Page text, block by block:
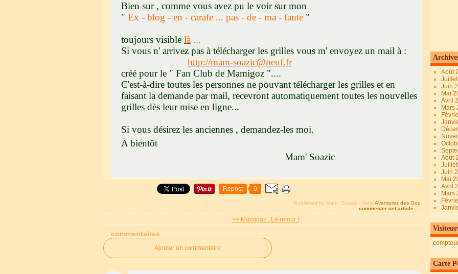
Bien sur , comme vous avez pu le voir sur mon
" Ex - blog - en - carafe ... pas - de - ma - faute "
toujours visible là ...
Si vous n' arrivez pas à télécharger les grilles vous m' envoyez un mail à :
http://mam-soazic@neuf.fr
créé pour le " Fan Club de Mamigoz "....
C'est-à-dire toutes les personnes ne pouvant télécharger les grilles et en
faisant la demande par mail, recevront automatiquement toutes les nouvelles
grilles dès leur mise en ligne...
Si vous désirez les anciennes , demandez-les moi.
A bientôt
Mam' Soazic
Repost 0
Published by Mam ' Soazic - dansAventures des Goz
commenter cet article
<< Mamigoz...Le retour !
commentaires
Ajouter un commentaire
Août
Juin
Mai
Avril
Mars
Août
Juin
Mai
Avril
Mars
Carte